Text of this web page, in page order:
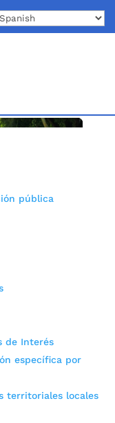
pública
de Interés
específica por
territoriales locales
sensibilización de
de
durante esta
encaminadas hacia
Descargar
del Interior Un
Bucaramanga, en
los barrios La